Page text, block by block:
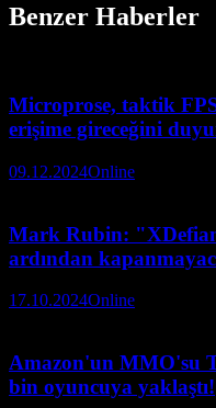
Benzer Haberler
Microprose, taktik
erişime gireceğini
09.12.2024Online
Mark Rubin:
ardından
17.10.2024Online
Amazon'un MMO'su
bin oyuncuya yaklaştı!